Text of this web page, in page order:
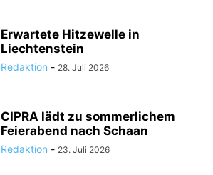
Erwartete Hitzewelle in
Liechtenstein
Redaktion - 28. Juli 2026
CIPRA lädt zu sommerlichem
Feierabend nach Schaan
Redaktion - 23. Juli 2026